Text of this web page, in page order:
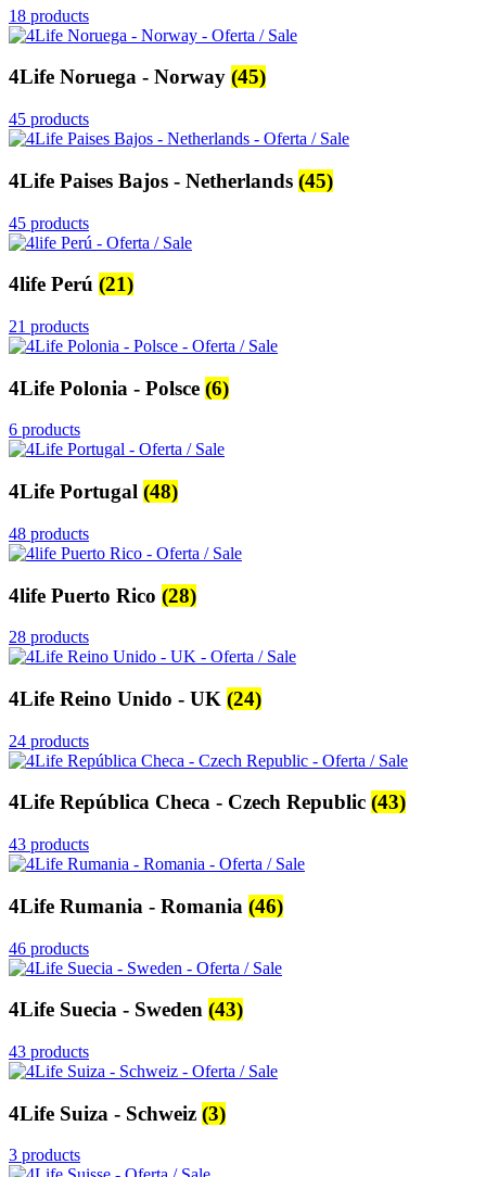
18 products
4Life Noruega - Norway (45)
45 products
4Life Paises Bajos - Netherlands (45)
45 products
4life Perú (21)
21 products
4Life Polonia - Polsce (6)
6 products
4Life Portugal (48)
48 products
4life Puerto Rico (28)
28 products
4Life Reino Unido - UK (24)
24 products
4Life República Checa - Czech Republic (43)
43 products
4Life Rumania - Romania (46)
46 products
4Life Suecia - Sweden (43)
43 products
4Life Suiza - Schweiz (3)
3 products